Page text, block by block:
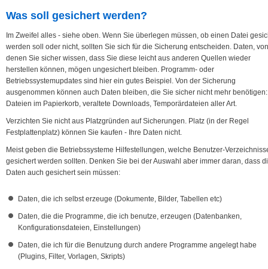
Was soll gesichert werden?
Im Zweifel alles - siehe oben. Wenn Sie überlegen müssen, ob einen Datei
werden soll oder nicht, sollten Sie sich für die Sicherung entscheiden. Daten, von
denen Sie sicher wissen, dass Sie diese leicht aus anderen Quellen wieder
herstellen können, mögen ungesichert bleiben. Programm- oder
Betriebssystemupdates sind hier ein gutes Beispiel. Von der Sicherung
ausgenommen können auch Daten bleiben, die Sie sicher nicht mehr benötigen:
Dateien im Papierkorb, veraltete Downloads, Temporärdateien aller Art.
Verzichten Sie nicht aus Platzgründen auf Sicherungen. Platz (in der Regel
Festplattenplatz) können Sie kaufen - Ihre Daten nicht.
Meist geben die Betriebssysteme Hilfestellungen, welche Benutzer-
gesichert werden sollten. Denken Sie bei der Auswahl aber immer daran, dass
Daten auch gesichert sein müssen:
Daten, die ich selbst erzeuge (Dokumente, Bilder, Tabellen etc)
Daten, die die Programme, die ich benutze, erzeugen (Datenbanken,
Konfigurationsdateien, Einstellungen)
Daten, die ich für die Benutzung durch andere Programme angelegt habe
(Plugins, Filter, Vorlagen, Skripts)